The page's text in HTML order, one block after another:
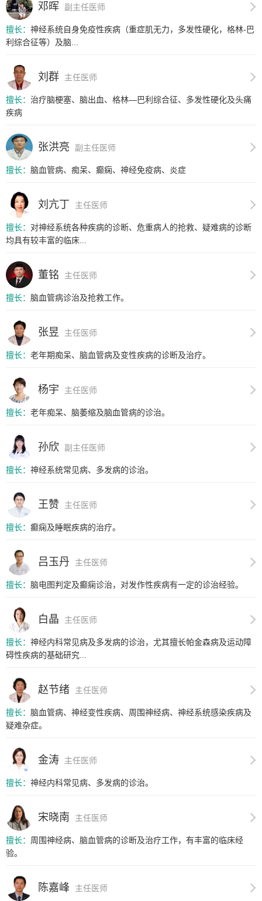
邓晖 副主任医师
擅长： 神经系统自身免疫性疾病（重症肌无力，多发性硬化，格林-巴
利综合征等）及脑...
刘群 主任医师
擅长： 治疗脑梗塞、脑出血、格林—巴利综合征、多发性硬化及头痛
疾病
张洪亮 副主任医师
擅长： 脑血管病、痴呆、癫痫、神经免疫病、炎症
刘亢丁 主任医师
擅长： 对神经系统各种疾病的诊断、危重病人的抢救、疑难病的诊断
均具有较丰富的临床...
董铭 主任医师
擅长： 脑血管病诊治及抢救工作。
张昱 主任医师
擅长： 老年期痴呆、脑血管病及变性疾病的诊断及治疗。
杨宇 主任医师
擅长： 老年痴呆、脑萎缩及脑血管病的诊治。
孙欣 副主任医师
擅长： 神经系统常见病、多发病的诊治。
王赞 主任医师
擅长： 癫痫及睡眠疾病的治疗。
吕玉丹 主任医师
擅长： 脑电图判定及癫痫诊治，对发作性疾病有一定的诊治经验。
白晶 主任医师
擅长： 神经内科常见病及多发病的诊治，尤其擅长帕金森病及运动障
碍性疾病的基础研究...
赵节绪 主任医师
擅长： 脑血管病、神经变性疾病、周围神经病、神经系统感染疾病及
疑难杂症。
金涛 主任医师
擅长： 神经内科常见病、多发病的诊治。
宋晓南 主任医师
擅长： 周围神经病、脑血管病的诊断及治疗工作，有丰富的临床经
验。
陈嘉峰 主任医师